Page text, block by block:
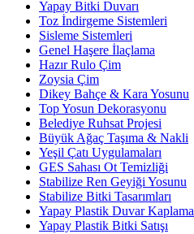
Yapay Bitki Duvarı
Toz İndirgeme Sistemleri
Sisleme Sistemleri
Genel Haşere İlaçlama
Hazır Rulo Çim
Zoysia Çim
Dikey Bahçe & Kara Yosunu
Top Yosun Dekorasyonu
Belediye Ruhsat Projesi
Büyük Ağaç Taşıma & Nakli
Yeşil Çatı Uygulamaları
GES Sahası Ot Temizliği
Stabilize Ren Geyiği Yosunu
Stabilize Bitki Tasarımları
Yapay Plastik Duvar Kaplama
Yapay Plastik Bitki Satışı